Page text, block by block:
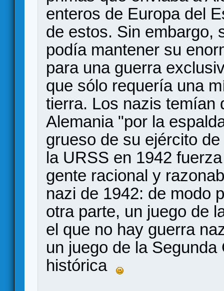
enteros de Europa del
de estos. Sin embargo,
podía mantener su
para una guerra
que sólo requería una
tierra. Los nazis temían
Alemania "por la
grueso de su ejército
la URSS en 1942
gente racional y
nazi de 1942: de modo
otra parte, un juego de
el que no hay guerra
un juego de la
histórica